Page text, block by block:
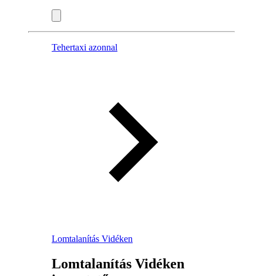
Tehertaxi azonnal
Lomtalanítás Vidéken
Lomtalanítás Vidéken